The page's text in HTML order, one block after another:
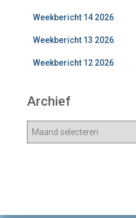
Weekbericht 14 2026
Weekbericht 13 2026
Weekbericht 12 2026
Archief